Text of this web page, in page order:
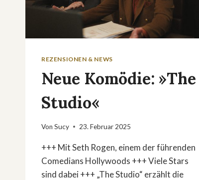
REZENSIONEN & NEWS
Neue Komödie: »The
Studio«
Von Sucy 23. Februar 2025
+++ Mit Seth Rogen, einem der führenden
Comedians Hollywoods +++ Viele Stars
sind dabei +++ „The Studio“ erzählt die